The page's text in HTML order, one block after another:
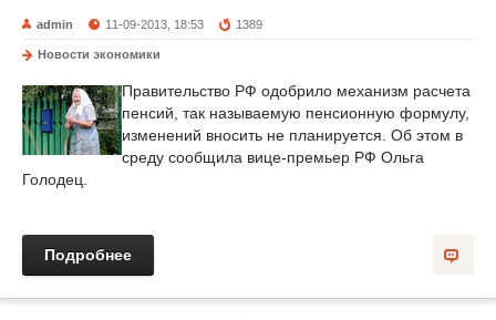
admin 11-09-2013, 18:53 1389
Новости экономики
Правительство РФ одобрило механизм расчета
пенсий, так называемую пенсионную формулу,
изменений вносить не планируется. Об этом в
среду сообщила вице-премьер РФ Ольга
Голодец.
Подробнее